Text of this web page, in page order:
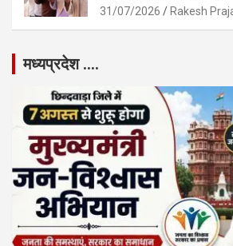
31/07/2026 Rakesh
मध्यप्रदेश ….